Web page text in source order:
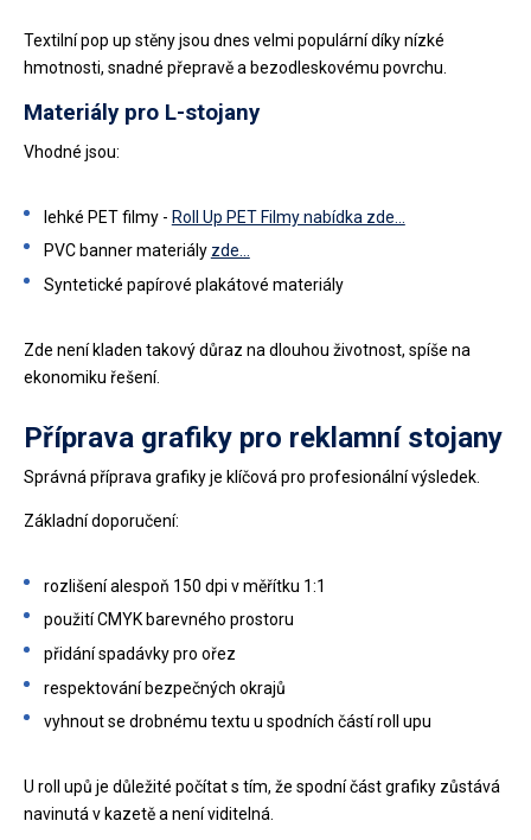
Textilní pop up stěny jsou dnes velmi populární díky nízké
hmotnosti, snadné přepravě a bezodleskovému povrchu.
Materiály pro L-stojany
Vhodné jsou:
lehké PET filmy - Roll Up PET Filmy nabídka zde...
PVC banner materiály zde...
Syntetické papírové plakátové materiály
Zde není kladen takový důraz na dlouhou životnost, spíše na
ekonomiku řešení.
Příprava grafiky pro reklamní stojany
Správná příprava grafiky je klíčová pro profesionální výsledek.
Základní doporučení:
rozlišení alespoň 150 dpi v měřítku 1:1
použití CMYK barevného prostoru
přidání spadávky pro ořez
respektování bezpečných okrajů
vyhnout se drobnému textu u spodních částí roll upu
U roll upů je důležité počítat s tím, že spodní část grafiky zůstává
navinutá v kazetě a není viditelná.